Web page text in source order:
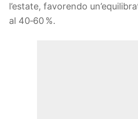
l’estate, favorendo
al 40‑60 %.